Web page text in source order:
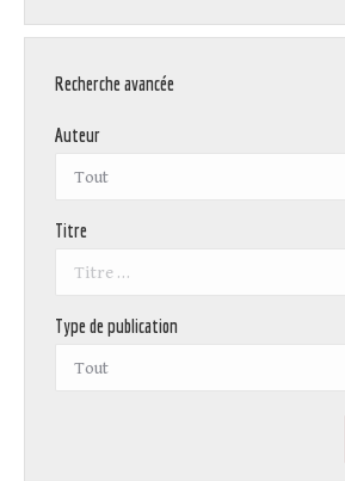
Recherche avancée
Auteur
Titre
Type de publication